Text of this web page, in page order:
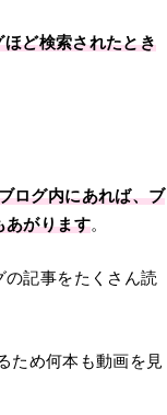
ど検索されたとき
ログ内にあれば、ブ
あがります。
の記事をたくさん読
ため何本も動画を見